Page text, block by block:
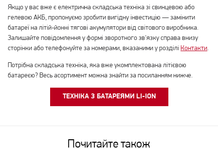
Якщо у вас вже є електрична складська техніка зі свинцевою або
гелевою АКБ, пропонуємо зробити вигідну інвестицію — замінити
батареї на літій-йонні тягові акумулятори від світового виробника.
Залишайте повідомлення у формі зворотного зв'язку справа внизу
сторінки або телефонуйте за номерами, вказаними у розділі Контакти.
Потрібна складська техніка, яка вже укомплектована літієвою
батареєю? Весь асортимент можна знайти за посиланням нижче.
ТЕХНІКА З БАТАРЕЯМИ LI-ION
Почитайте також